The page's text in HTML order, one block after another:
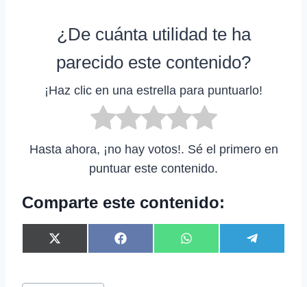
¿De cuánta utilidad te ha
parecido este contenido?
¡Haz clic en una estrella para puntuarlo!
Hasta ahora, ¡no hay votos!. Sé el primero en
puntuar este contenido.
Comparte este contenido:
C
o
p
X
(
w
C
o
F
a
C
o
W
h
C
o
e